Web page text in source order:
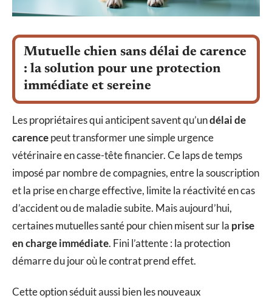
Mutuelle chien sans délai de carence
: la solution pour une protection
immédiate et sereine
Les propriétaires qui anticipent savent qu’undélai de
carencepeut transformer une simple urgence
vétérinaire en casse-tête financier. Ce laps de temps
imposé par nombre de compagnies, entre la souscription
et la prise en charge effective, limite la réactivité en cas
d’accident ou de maladie subite. Mais aujourd’hui,
certaines mutuelles santé pour chien misent sur la prise
en charge immédiate. Fini l’attente : la protection
démarre du jour où le contrat prend effet.
Cette option séduit aussi bien les nouveaux